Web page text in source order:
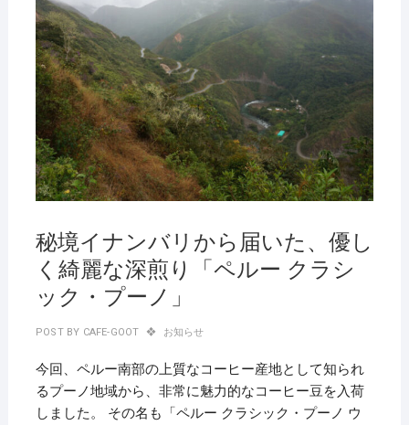
秘境イナンバリから届いた、優し
く綺麗な深煎り「ペルー クラシ
ック・プーノ」
POST BY CAFE-GOOT お知らせ
今回、ペルー南部の上質なコーヒー産地として知られ
るプーノ地域から、非常に魅力的なコーヒー豆を入荷
しました。 その名も「ペルー クラシック・プーノ ウ